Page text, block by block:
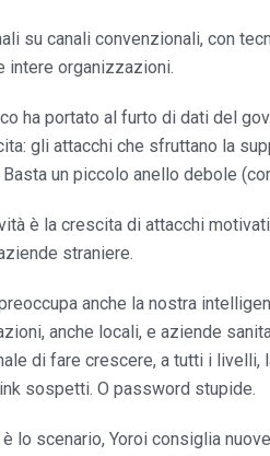
su canali convenzionali, con
intere organizzazioni.
ha portato al furto di dati del
gli attacchi che sfruttano la
un piccolo anello debole
è la crescita di attacchi
straniere.
anche la nostra
anche locali, e aziende
di fare crescere, a tutti i livelli,
sospetti. O password stupide.
lo scenario, Yoroi consiglia